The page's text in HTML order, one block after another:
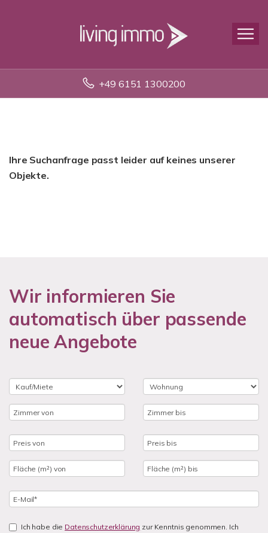
+49 6151 1300200
Ihre Suchanfrage passt leider auf keines unserer
Objekte.
Wir informieren Sie
automatisch über passende
neue Angebote
Ich habe die Datenschutzerklärung zur Kenntnis genommen. Ich